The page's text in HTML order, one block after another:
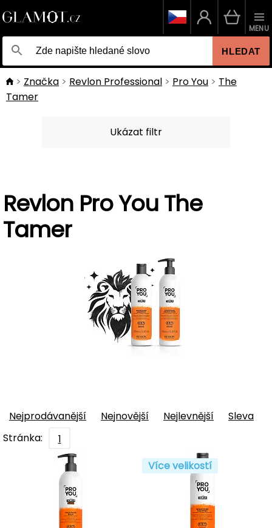
HLEDAT
MENU
Značka Revlon Professional Pro You
The
Tamer
Ukázat filtr
Revlon Pro You The
Tamer
Nejprodávanější Nejnovější Nejlevnější
Sleva
Stránka:
1
Více velikostí